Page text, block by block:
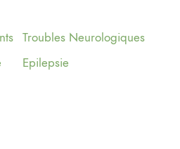
Troubles Neurologiques
Epilepsie